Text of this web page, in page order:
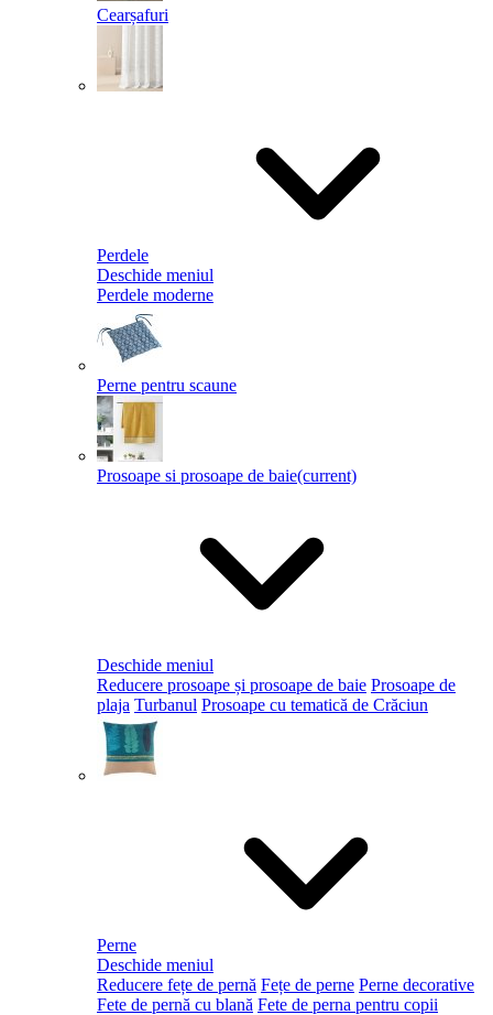
Cearșafuri
Perdele
Deschide meniul
Perdele moderne
Perne pentru scaune
Prosoape si prosoape de baie(current)
Deschide meniul
Reducere prosoape și prosoape de baie Prosoape de
plaja Turbanul Prosoape cu tematică de Crăciun
Perne
Deschide meniul
Reducere fețe de pernă Fețe de perne Perne decorative
Fete de pernă cu blană Fete de perna pentru copii